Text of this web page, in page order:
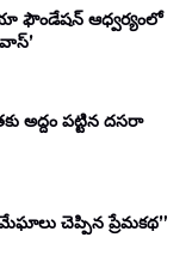
ఫౌండేషన్ ఆధ్వర్యంలో
పట్టిన దసరా
చెప్పిన ప్రేమకథ”